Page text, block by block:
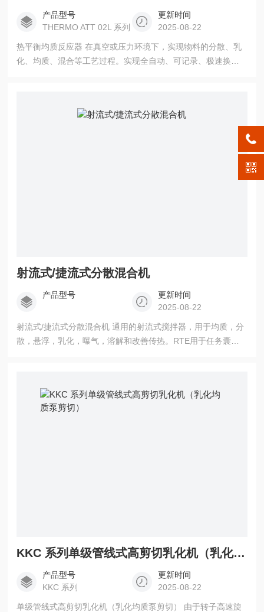
产品型号
THERMO ATT 02L 系列
更新时间
2025-08-22
热平衡均质反应器 在真空或压力环境下，实现物料的分散、乳
化、均质、混合等工艺过程。实现全自动、可记录、极速换热
射流式/捷流式分散混合机
产品型号
更新时间
2025-08-22
射流式/捷流式分散混合机 通用的射流式搅拌器，用于均质，分
散，悬浮，乳化，曝气，溶解和改善传热。RTE用于任务囊括
15000cPs的粘度下也是如此。
KKC 系列单级管线式高剪切乳化机（乳化均质泵剪切）
产品型号
KKC 系列
更新时间
2025-08-22
单级管线式高剪切乳化机（乳化均质泵剪切） 由于转子高速旋